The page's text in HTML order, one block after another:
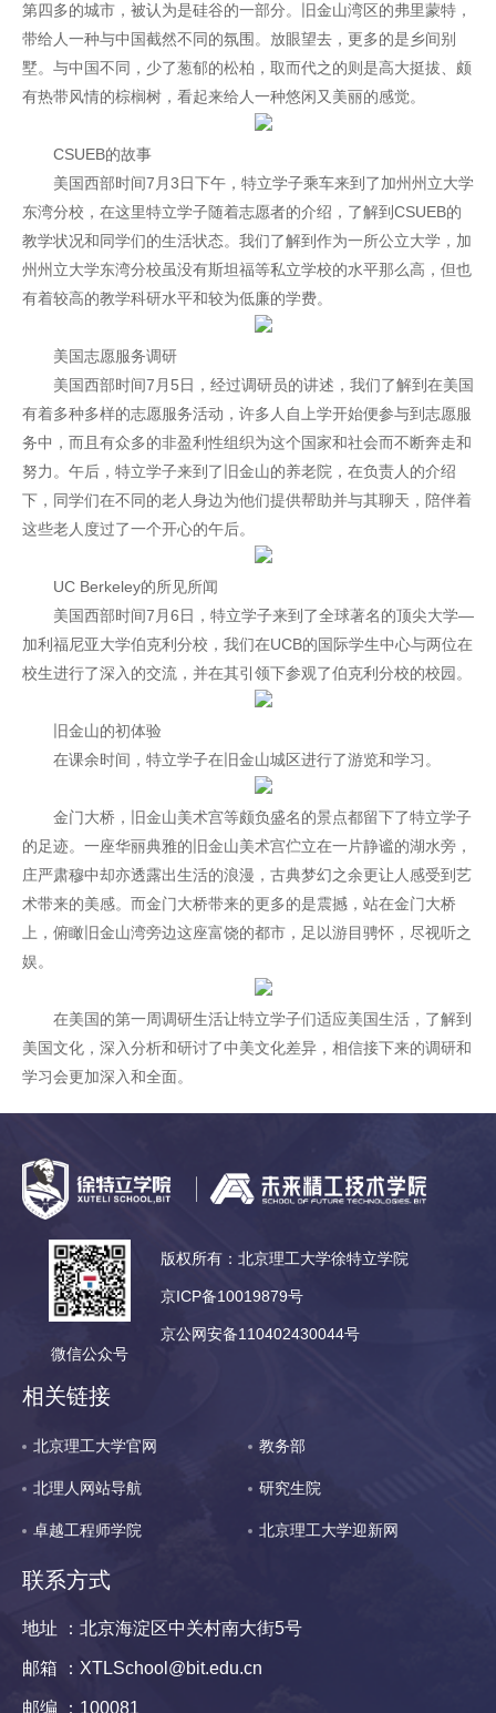
第四多的城市，被认为是硅谷的一部分。旧金山湾区的弗里蒙特，
带给人一种与中国截然不同的氛围。放眼望去，更多的是乡间别
墅。与中国不同，少了葱郁的松柏，取而代之的则是高大挺拔、颇
有热带风情的棕榈树，看起来给人一种悠闲又美丽的感觉。
CSUEB的故事
美国西部时间7月3日下午，特立学子乘车来到了加州州立大学
东湾分校，在这里特立学子随着志愿者的介绍，了解到CSUEB的
教学状况和同学们的生活状态。我们了解到作为一所公立大学，加
州州立大学东湾分校虽没有斯坦福等私立学校的水平那么高，但也
有着较高的教学科研水平和较为低廉的学费。
美国志愿服务调研
美国西部时间7月5日，经过调研员的讲述，我们了解到在美国
有着多种多样的志愿服务活动，许多人自上学开始便参与到志愿服
务中，而且有众多的非盈利性组织为这个国家和社会而不断奔走和
努力。午后，特立学子来到了旧金山的养老院，在负责人的介绍
下，同学们在不同的老人身边为他们提供帮助并与其聊天，陪伴着
这些老人度过了一个开心的午后。
UC Berkeley的所见所闻
美国西部时间7月6日，特立学子来到了全球著名的顶尖大学—
加利福尼亚大学伯克利分校，我们在UCB的国际学生中心与两位在
校生进行了深入的交流，并在其引领下参观了伯克利分校的校园。
旧金山的初体验
在课余时间，特立学子在旧金山城区进行了游览和学习。
金门大桥，旧金山美术宫等颇负盛名的景点都留下了特立学子
的足迹。一座华丽典雅的旧金山美术宫伫立在一片静谧的湖水旁，
庄严肃穆中却亦透露出生活的浪漫，古典梦幻之余更让人感受到艺
术带来的美感。而金门大桥带来的更多的是震撼，站在金门大桥
上，俯瞰旧金山湾旁边这座富饶的都市，足以游目骋怀，尽视听之
娱。
在美国的第一周调研生活让特立学子们适应美国生活，了解到
美国文化，深入分析和研讨了中美文化差异，相信接下来的调研和
学习会更加深入和全面。
微信公众号
版权所有：北京理工大学徐特立学院
京ICP备10019879号
京公网安备110402430044号
相关链接
北京理工大学官网 教务部
北理人网站导航 研究生院
卓越工程师学院 北京理工大学迎新网
联系方式
地址 ：北京海淀区中关村南大街5号
邮箱 ：XTLSchool@bit.edu.cn
邮编 ：100081